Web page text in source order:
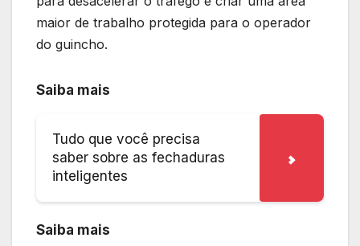
maior de trabalho protegida para o operador
do guincho.
Saiba mais
Tudo que você precisa
saber sobre as fechaduras
inteligentes
Saiba mais